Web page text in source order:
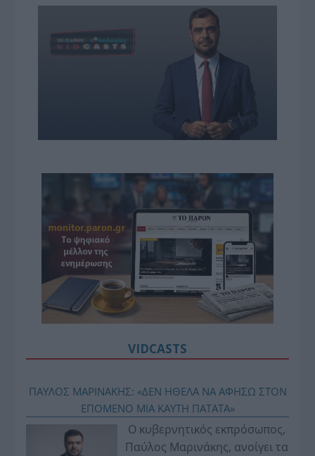
VIDCASTS
ΠΑΥΛΟΣ ΜΑΡΙΝΑΚΗΣ: «ΔΕΝ ΗΘΕΛΑ ΝΑ ΑΦΗΣΩ ΣΤΟΝ
ΕΠΟΜΕΝΟ ΜΙΑ ΚΑΥΤΗ ΠΑΤΑΤΑ»
Ο κυβερνητικός εκπρόσωπος,
Παύλος Μαρινάκης, ανοίγει τα